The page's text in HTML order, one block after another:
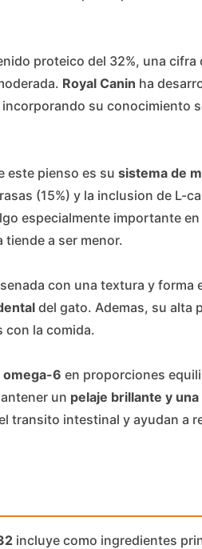
proteico del 32%, una cifra
Royal Canin ha
su conocimiento
este pienso es susistema de
(15%) y la inclusion de L-
especialmente importante
a ser menor.
con una textura y forma
del gato. Ademas, su alta
con la comida.
6 en proporciones
un pelaje brillante y una
transito intestinal y ayudan a
incluye como ingredientes